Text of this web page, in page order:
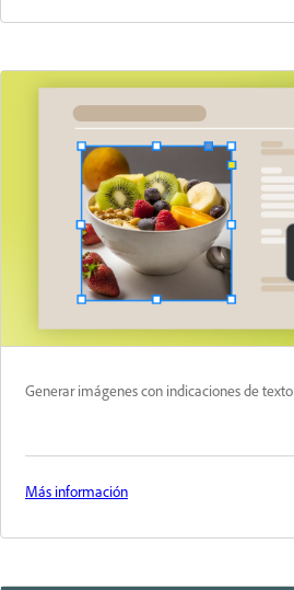
Generar imágenes con indicaciones de texto
Más información